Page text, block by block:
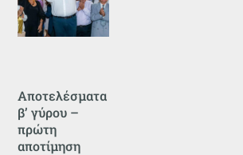
Αποτελέσματα
β’ γύρου –
πρώτη
αποτίμηση